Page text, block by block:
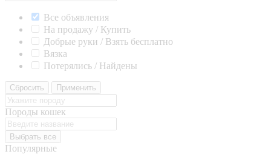
Все объявления
На продажу / Купить
Добрые руки / Взять бесплатно
Вязка
Потерялись / Найдены
Сбросить Применить
Породы кошек
Выбрать все
Популярные